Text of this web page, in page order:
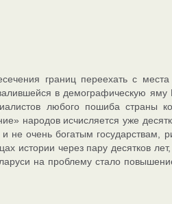
границ переехать с
в демографическую яму
любого пошиба страны
народов исчисляется уже
не очень богатым государствам,
истории через пару десятков
на проблему стало